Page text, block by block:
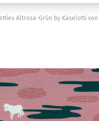
Altrosa-Grün by Käselotti von